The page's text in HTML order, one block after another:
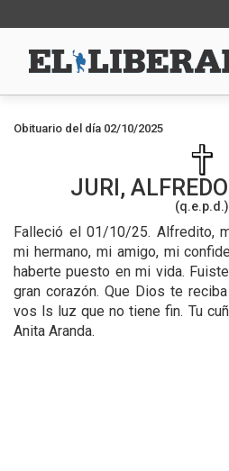
Obituario del día 02/10/2025
JURI,
(q.e.p.d.)
Falleció el 01/10/25. Alfredito,
mi hermano, mi amigo, mi
haberte puesto en mi vida.
gran corazón. Que Dios te
vos ls luz que no tiene fin. Tu
Anita Aranda.